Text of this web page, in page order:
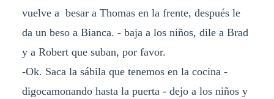
vuelve a besar a Thomas en la frente, después le
da un beso a Bianca. - baja a los niños, dile a Brad
y a Robert que suban, por favor.
-Ok. Saca la sábila que tenemos en la cocina -
digocamonando hasta la puerta - dejo a los niños y